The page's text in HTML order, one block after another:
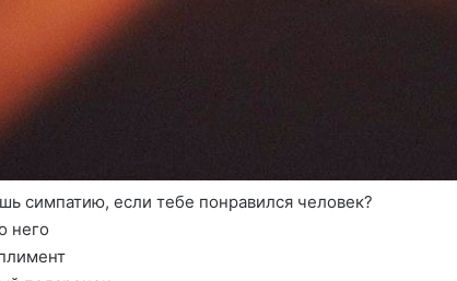
симпатию, если тебе понравился человек?
него